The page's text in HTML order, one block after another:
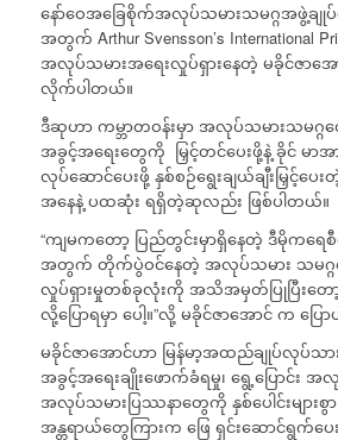
နော်ဝေအခြေစိုက်အလုပ်သမားသမဂ္ဂအဖွဲ့ချု
အတွက် Arthur Svensson’s International
အလုပ်သမားအရေးလှုပ်ရှားနေတဲ့ မခိုင်ဇာအော
လိုက်ပါတယ်။
ဒီဆုဟာ ကမ္ဘာတဝန်းမှာ အလုပ်သမားသမဂ္
အခွင့်အရေးတွေကို မြှင့်တင်ပေးဖို့နဲ့ ခိုင် မာအ
လုပ်ဆောင်ပေးဖို့ နှစ်စဉ်ရွေးချယ်ချီးမြှင့်ပေး
အနေနဲ့ ပထဆုံး ရရှိတဲ့ဆုလည်း ဖြစ်ပါတယ်။
“ကျမကတော့ ပြည်တွင်းမှာရှိနေတဲ့ ဒီမိုကရ
အတွက် တိုက်ပွဲဝင်နေတဲ့ အလုပ်သမား သမဂ္ဂ
လှုပ်ရှားမှုတစ်ခုလုံးကို အသိအမှတ်ပြုပြီး
လို့ပြောရမှာ ပေါ့။”လို့ မခိုင်ဇာအောင် က ပြေ
မခိုင်ဇာအောင်ဟာ မြန်မာ့အထည်ချုပ်လုပ်သ
အခွင့်အရေးချိုးဖောက်ခံရမှု၊ ရွေ့ပြောင်း အ
အလုပ်သမားပြဿနာတွေကို နှစ်ပေါင်းများစွာ
အန္တရာယ်တွေကြားက ဖြေ ရှင်းဆောင်ရွက်ပ